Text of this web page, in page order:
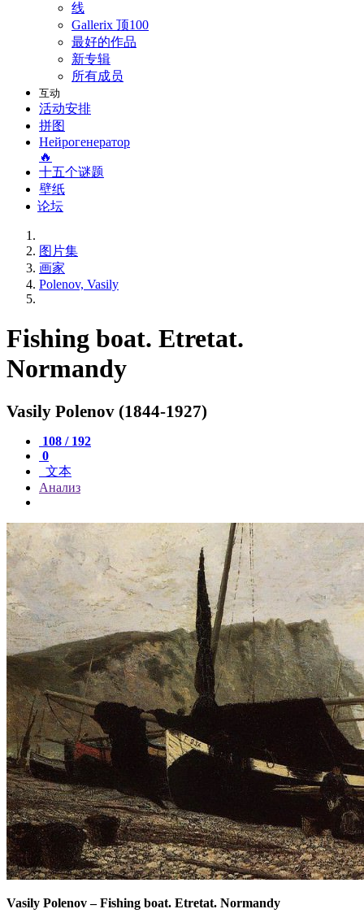
线
Gallerix 顶100
最好的作品
新专辑
所有成员
互动
活动安排
拼图
Нейрогенератор
🔥
十五个谜题
壁纸
论坛
图片集
画家
Polenov, Vasily
Fishing boat. Etretat.
Normandy
Vasily Polenov (1844-1927)
108 / 192
0
文本
Анализ
Vasily Polenov–Fishing boat. Etretat. Normandy